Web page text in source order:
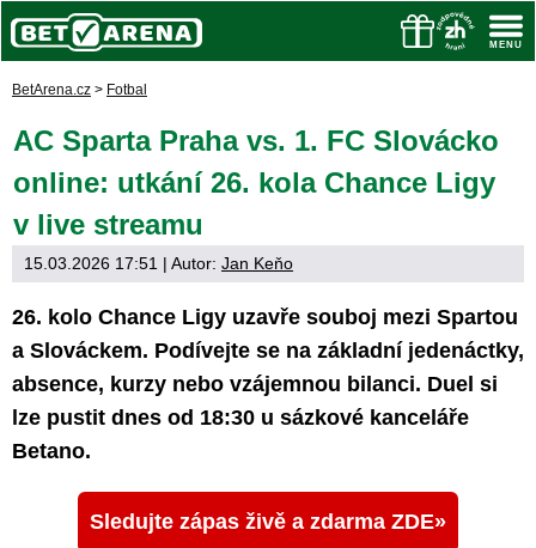
BetArena.cz > Fotbal
AC Sparta Praha vs. 1. FC Slovácko
online: utkání 26. kola Chance Ligy
v live streamu
15.03.2026 17:51 | Autor: Jan Keňo
26. kolo Chance Ligy uzavře souboj mezi Spartou
a Slováckem. Podívejte se na základní jedenáctky,
absence, kurzy nebo vzájemnou bilanci. Duel si
lze pustit dnes od 18:30 u sázkové kanceláře
Betano.
Sledujte zápas živě a zdarma ZDE